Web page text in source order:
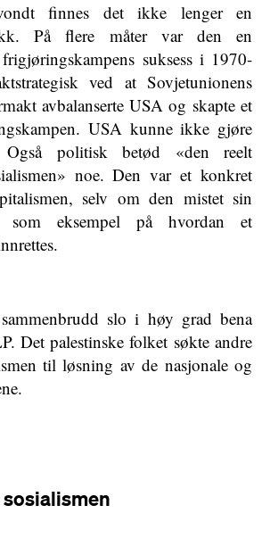
finnes det ikke lenger en
På flere måter var den en
suksess i 1970-
ved at Sovjetunionens
avbalanserte USA og skapte et
USA kunne ikke gjøre
politisk betød «den reelt
noe. Den var et konkret
selv om den mistet sin
som eksempel på hvordan et
slo i høy grad bena
Det palestinske folket søkte andre
til løsning av de nasjonale og